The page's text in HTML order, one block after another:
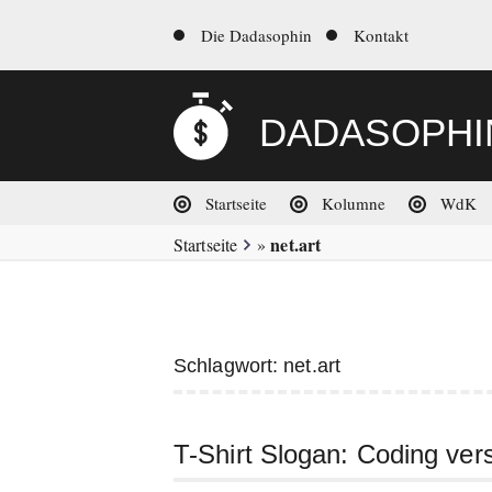
dadasophin.deMetanavigation
Die Dadasophin Kontakt
Hauptnavigation
Startseite Kolumne WdK
Startseite »net.art
Schlagwort: net.art
T-Shirt Slogan: Coding